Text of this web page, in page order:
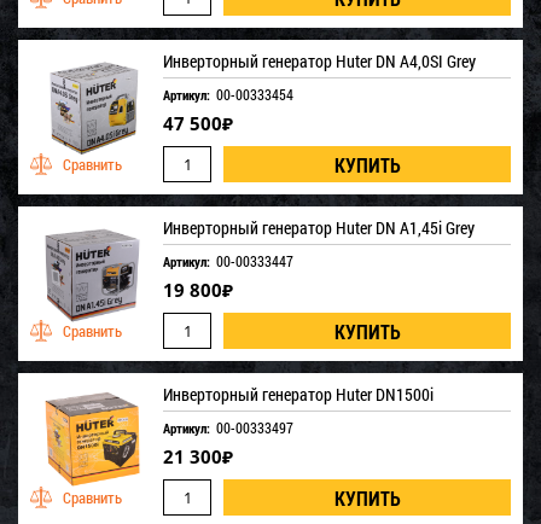
Инверторный генератор Huter DN A4,0SI Grey
Артикул: 00-00333454
47 500₽
Инверторный генератор Huter DN A1,45i Grey
Артикул: 00-00333447
19 800₽
Инверторный генератор Huter DN1500i
Артикул: 00-00333497
21 300₽